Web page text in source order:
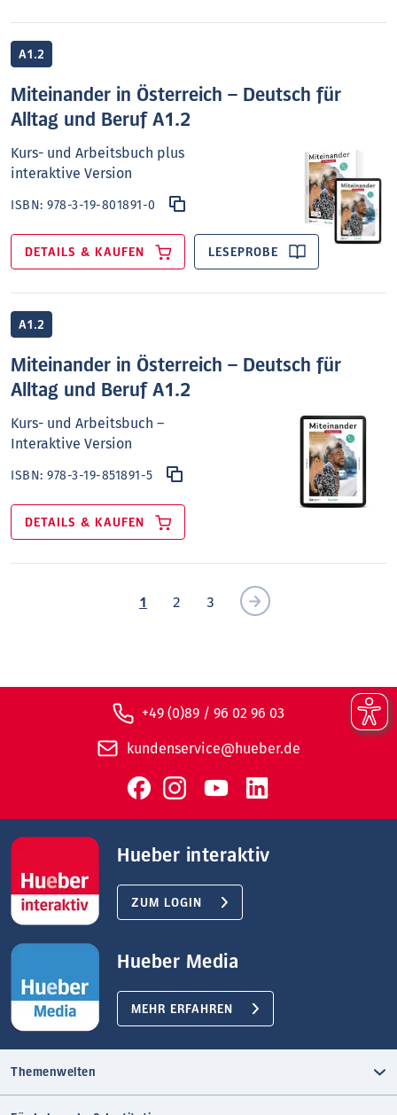
A1.2
Miteinander in Österreich – Deutsch für
Alltag und Beruf A1.2
Kurs- und Arbeitsbuch plus
interaktive Version
ISBN:978-3-19-801891-0
DETAILS & KAUFEN LESEPROBE
A1.2
Miteinander in Österreich – Deutsch für
Alltag und Beruf A1.2
Kurs- und Arbeitsbuch –
Interaktive Version
ISBN:978-3-19-851891-5
DETAILS & KAUFEN
1 2 3
+49 (0)89 / 96 02 96 03
kundenservice@hueber.de
Hueber interaktiv
ZUM LOGIN
Hueber Media
MEHR ERFAHREN
Themenwelten